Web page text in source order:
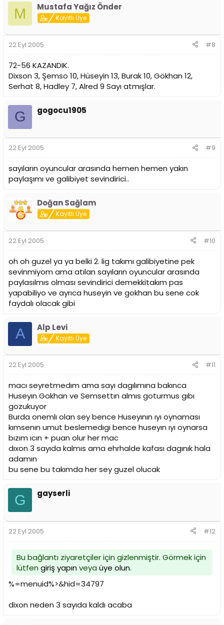
M Mustafa Yağız Önder
Kayıtlı Üye
22 Eyl 2005 #8
72-56 KAZANDIK.
Dixson 3, Şemso 10, Hüseyin 13, Burak 10, Gökhan 12,
Serhat 8, Hadley 7, Alred 9 Sayı atmışlar.
G gogocu1905
22 Eyl 2005 #9
sayıların oyuncular arasında hemen hemen yakın
paylaşımı ve galibiyet sevindirici..
Doğan Sağlam
Kayıtlı Üye
22 Eyl 2005 #10
oh oh guzel ya ya belki 2. lig takımı galibiyetine pek
sevinmiyom ama atılan sayıların oyuncular arasında
paylasılmıs olması sevindirici demekkitakım pas
yapabiliyo ve ayrıca huseyin ve gokhan bu sene cok
faydalı olacak gibi
A Alp Levi
Kayıtlı Üye
22 Eyl 2005 #11
macı seyretmedım ama sayı dagılımına bakınca
Huseyın Gokhan ve Semsettın almıs goturmus gıbı
gozukuyor
Burda onemlı olan sey bence Huseyının ıyı oynaması
kımsenın umut beslemedıgı bence huseyın ıyı oynarsa
bızım ıcın + puan olur her mac
dıxon 3 sayıda kalmıs ama ehrhalde kafası dagınık hala
adamın
bu sene bu takımda her sey guzel olucak
G gayserli
22 Eyl 2005 #12
Bu bağlantı ziyaretçiler için gizlenmiştir. Görmek için
lütfen giriş yapınveya üye olun.
%=menuid%>&hid=34797
dixon neden 3 sayıda kaldı acaba